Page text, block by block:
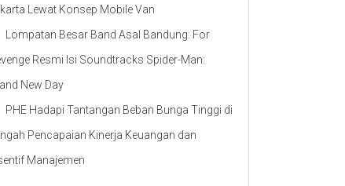
Lewat Konsep Mobile Van
Lompatan Besar Band Asal Bandung: For
Resmi Isi Soundtracks Spider-Man:
New Day
PHE Hadapi Tantangan Beban Bunga Tinggi di
Pencapaian Kinerja Keuangan dan
Manajemen